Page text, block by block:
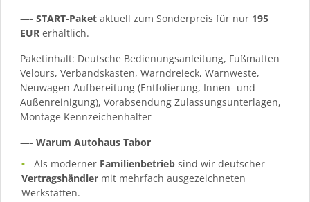
—- START-Paket aktuell zum Sonderpreis für nur 195
EUR erhältlich.
Paketinhalt: Deutsche Bedienungsanleitung, Fußmatten
Velours, Verbandskasten, Warndreieck, Warnweste,
Neuwagen-Aufbereitung (Entfolierung, Innen- und
Außenreinigung), Vorabsendung Zulassungsunterlagen,
Montage Kennzeichenhalter
—- Warum Autohaus Tabor
Als moderner Familienbetrieb sind wir deutscher
Vertragshändler mit mehrfach ausgezeichneten
Werkstätten.